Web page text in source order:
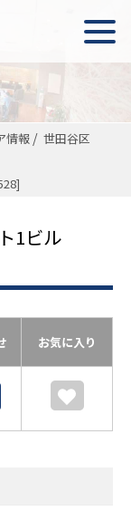
情報
世田谷区
1ビル
お気に入り